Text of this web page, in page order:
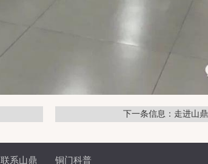
下一条信息：走进山鼎
联系山鼎 铜门科普